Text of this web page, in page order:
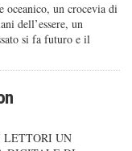
oceanico, un crocevia di
dell’essere, un
si fa futuro e il
LETTORI UN